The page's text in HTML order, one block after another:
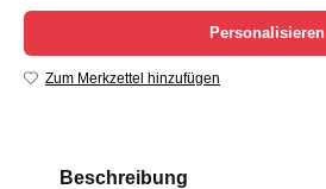
Personalisieren
Zum Merkzettel hinzufügen
Beschreibung